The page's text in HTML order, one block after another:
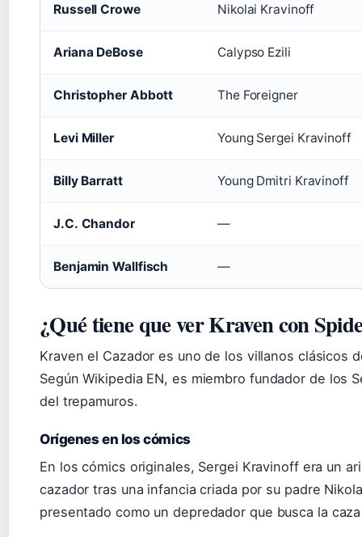
Russell Crowe Nikolai Kravinoff
Ariana DeBose Calypso Ezili
Christopher Abbott The Foreigner
Levi Miller Young Sergei Kravinoff
Billy Barratt Young Dmitri Kravinoff
J.C. Chandor —
Benjamin Wallfisch —
¿Qué tiene que ver Kraven con
Kraven el Cazador es uno de los villanos clásicos
Según Wikipedia EN, es miembro fundador de los
del trepamuros.
Orígenes en los cómics
En los cómics originales, Sergei Kravinoff era un
cazador tras una infancia criada por su padre
presentado como un depredador que busca la